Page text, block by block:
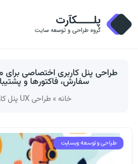
طراحی پنل کاربری اختصاصی برای
سفارش، فاکتورها و
خانه » طراحی UX پنل کاربری
طراحی و توسعه وبسایت